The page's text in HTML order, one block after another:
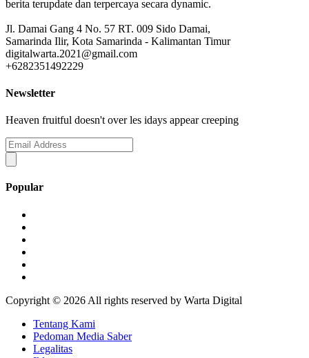
berita terupdate dan terpercaya secara dynamic.
Jl. Damai Gang 4 No. 57 RT. 009 Sido Damai,
Samarinda Ilir, Kota Samarinda - Kalimantan Timur
digitalwarta.2021@gmail.com
+6282351492229
Newsletter
Heaven fruitful doesn't over les idays appear creeping
Popular
Copyright © 2026 All rights reserved by Warta Digital
Tentang Kami
Pedoman Media Saber
Legalitas